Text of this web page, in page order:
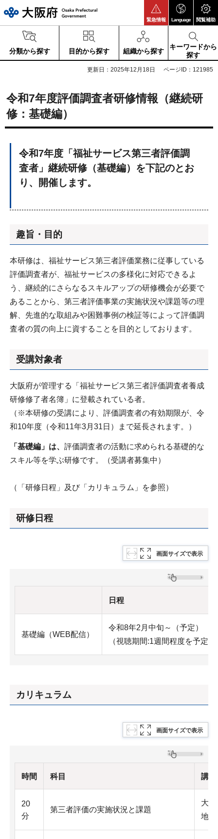
緊急情報 Language 閲覧補助
分類から探す 目的から探す 組織から探す
キーワードから
探す
更新日：2025年12月18日 ページID：121985
令和7年度評価調査者研修情報（継続研
修：基礎編）
令和7年度「福祉サービス第三者評価調
査者」継続研修（基礎編）を下記のとお
り、開催します。
趣旨・目的
本研修は、福祉サービス第三者評価業務に従事している
評価調査者が、福祉サービスの多様化に対応できるよ
う、継続的にさらなるスキルアップの研修機会が必要で
あることから、第三者評価事業の実施状況や課題等の理
解、先進的な取組みや困難事例の検証等によって評価調
査者の質の向上に資することを目的としております。
受講対象者
大阪府が管理する「福祉サービス第三者評価調査者養成
研修修了者名簿」に登載されている者。
（※本研修の受講により、評価調査者の有効期限が、令
和10年度（令和11年3月31日）まで延長されます。）
「基礎編」は、 評価調査者の活動に求められる基礎的な
スキル等を学ぶ研修です。（受講者募集中）
（「研修日程」及び「カリキュラム」を参照）
研修日程
画面サイズで表示
日程
基礎編（WEB配信）
令和8年2月中旬～（予定）
（視聴期間:1週間程度を予定）
カリキュラム
画面サイズで表示
時間 科目 講師
20
分
第三者評価の実施状況と課題
大
地